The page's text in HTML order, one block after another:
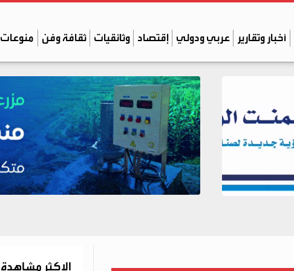
أخبار وتقارير عربي ودولي إقتصاد وثائقيات ثقافة وفن منوعات
الاكثر مشاهدة